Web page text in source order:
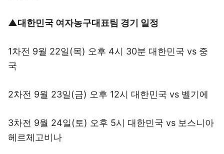
▲대한민국 여자농구대표팀 경기 일정
1차전 9월 22일(목) 오후 4시 30분 대한민국 vs 중
국
2차전 9월 23일(금) 오후 12시 대한민국 vs 벨기에
3차전 9월 24일(토) 오후 5시 대한민국 vs 보스니아
헤르체고비나